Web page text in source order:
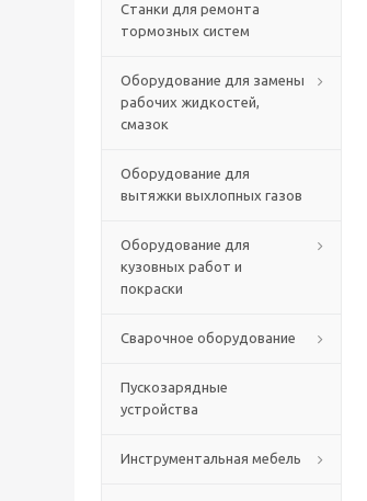
Станки для ремонта
тормозных систем
Оборудование для замены
рабочих жидкостей,
смазок
Оборудование для
вытяжки выхлопных газов
Оборудование для
кузовных работ и
покраски
Сварочное оборудование
Пускозарядные
устройства
Инструментальная мебель